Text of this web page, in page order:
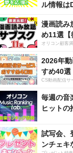
ル情報は
漫画読み
め11選【
オリコン顧客
2026年
すめ40選
CS動画配信サ
毎週の音
ヒットの
試写会、
ンチェキ